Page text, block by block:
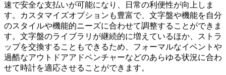
速で安全な支払いが可能になり、日常の利便性が向上しま
す。カスタマイズオプションも豊富で、文字盤や機能を自分
のスタイルや機能的ニーズに合わせて調整することができま
す。文字盤のライブラリが継続的に増えているほか、ストラ
ップを交換することもできるため、フォーマルなイベントや
過酷なアウトドアアドベンチャーなどのあらゆる状況に合わ
せて時計を適応させることができます。